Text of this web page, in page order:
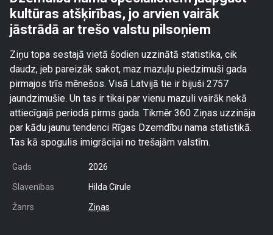
kultūras atšķirības, jo arvien vairāk
jāstrādā ar trešo valstu pilsoņiem
Ziņu topa sestajā vietā šodien uzzinātā statistika, cik
daudz, jeb pareizāk sakot, maz mazuļu piedzimuši gada
pirmajos trīs mēnešos. Visā Latvijā tie ir bijuši 2757
jaundzimušie. Un tas ir tikai par vienu mazuli vairāk nekā
attiecīgajā periodā pirms gada. Tikmēr 360 Ziņas uzzināja
par kādu jaunu tendenci Rīgas Dzemdību nama statistikā.
Tas kā spogulis imigrācijai no trešajām valstīm.
Gads 2026
Slavenības Hilda Cīrule
Žanrs Ziņas